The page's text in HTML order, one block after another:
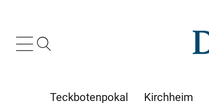
Teckbotenpokal Kirchheim